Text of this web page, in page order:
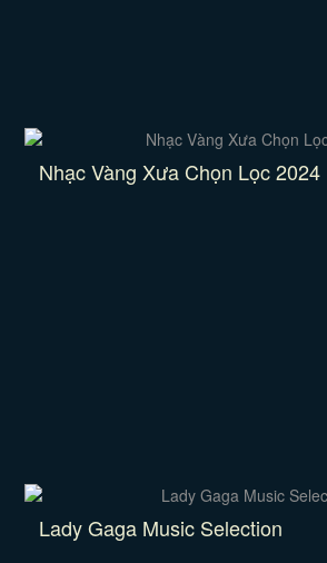
Nhạc Vàng Xưa Chọn Lọc 2024
Lady Gaga Music Selection